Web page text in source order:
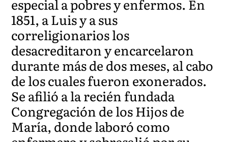
especial a pobres y enfermos. En
1851, a Luis y a sus
correligionarios los
desacreditaron y encarcelaron
durante más de dos meses, al cabo
de los cuales fueron exonerados.
Se afilió a la recién fundada
Congregación de los Hijos de
María, donde laboró como